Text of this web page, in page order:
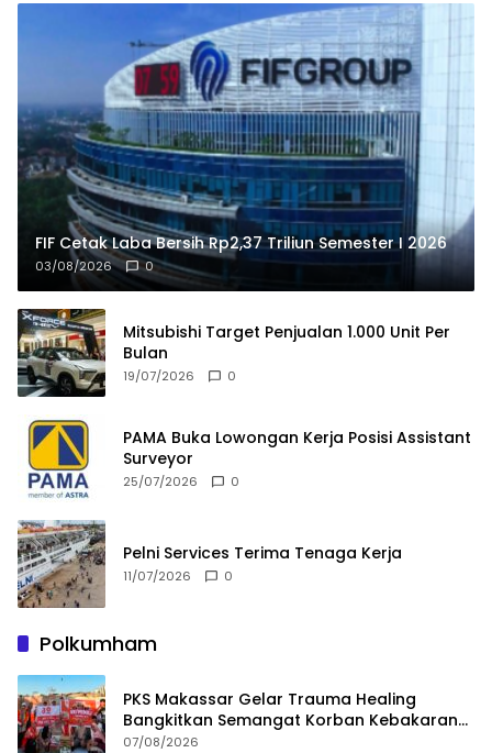
FIF Cetak Laba Bersih Rp2,37 Triliun Semester I 2026
03/08/2026 0
Mitsubishi Target Penjualan 1.000 Unit Per
Bulan
19/07/2026 0
PAMA Buka Lowongan Kerja Posisi Assistant
Surveyor
25/07/2026 0
Pelni Services Terima Tenaga Kerja
11/07/2026 0
Polkumham
PKS Makassar Gelar Trauma Healing
Bangkitkan Semangat Korban Kebakaran
Tallo
07/08/2026